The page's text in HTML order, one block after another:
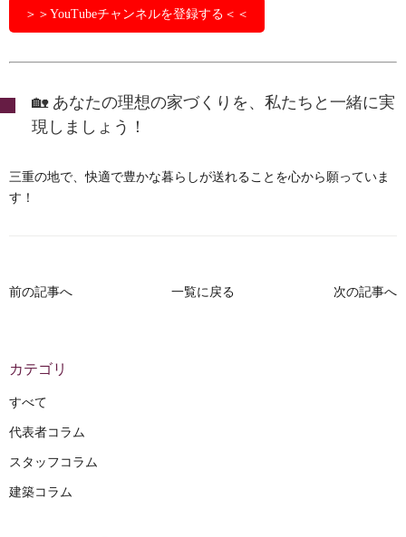
＞＞YouTubeチャンネルを登録する＜＜
🏡 あなたの理想の家づくりを、私たちと一緒に実
現しましょう！
三重の地で、快適で豊かな暮らしが送れることを心から願っていま
す！
前の記事へ 一覧に戻る 次の記事へ
カテゴリ
すべて
代表者コラム
スタッフコラム
建築コラム